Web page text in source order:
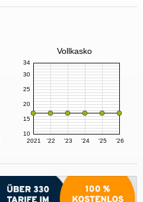
Vollkasko
2021 '22 '23 '24 '25 '26
10
15
20
25
30
34